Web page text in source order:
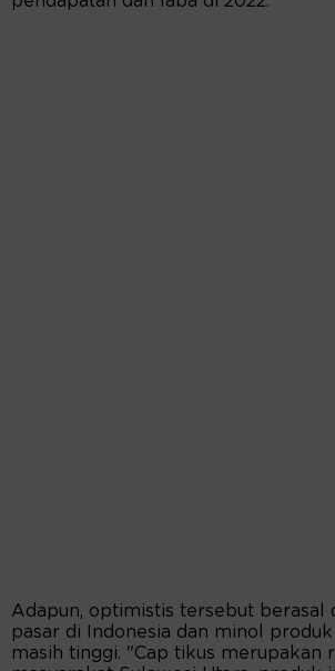
Adapun, optimistis tersebut berasal
pasar di Indonesia dan minol
masih tinggi. "Cap tikus merupakan